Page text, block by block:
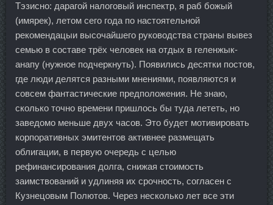
Тэзисно: дарагой налоговый инспектр, я раб божый
(имярек), летом сего года по настоятельной
рекомендацыи высочайшего руководства страны вывез
семью в составе трёх человек на отдых в геленжык-
анапу (нужное подчеркнуть). Появились десятки постов,
где люди делятся разными мнениями, появляются и
совсем фантастические предположения. Не знаю,
сколько точно времени пришлось бы туда лететь, но
заведомо меньше двух часов. Это будет мотивировать
корпоративных эмитентов активнее размещать
облигации, в первую очередь с целью
рефинансирования долга, снижая стоимость
заимствований и удлиняя их срочность, согласен с
Кузнецовым Полютов. Через несколько лет все эти